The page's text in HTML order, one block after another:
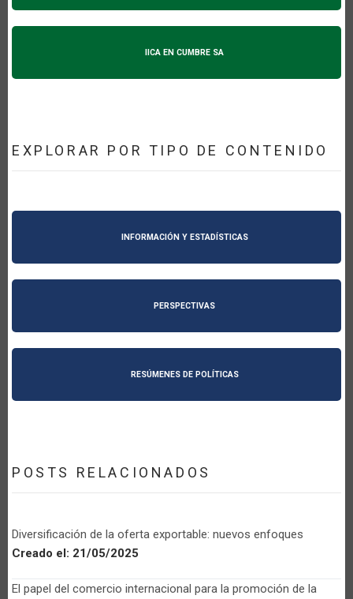
IICA EN CUMBRE SA
EXPLORAR POR TIPO DE CONTENIDO
INFORMACIÓN Y ESTADÍSTICAS
PERSPECTIVAS
RESÚMENES DE POLÍTICAS
POSTS RELACIONADOS
Diversificación de la oferta exportable: nuevos enfoques
Creado el: 21/05/2025
El papel del comercio internacional para la promoción de la